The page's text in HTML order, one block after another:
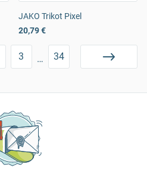
JAKO Trikot Pixel
20,79 €
3 … 34